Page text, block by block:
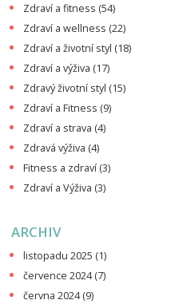
Zdraví a fitness (54)
Zdraví a wellness (22)
Zdraví a životní styl (18)
Zdraví a výživa (17)
Zdravý životní styl (15)
Zdraví a Fitness (9)
Zdraví a strava (4)
Zdravá výživa (4)
Fitness a zdraví (3)
Zdraví a Výživa (3)
ARCHIV
listopadu 2025 (1)
července 2024(7)
června 2024(9)